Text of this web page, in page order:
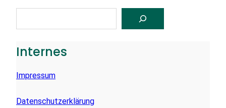
C
Internes
Impressum
Datenschutzerklärung